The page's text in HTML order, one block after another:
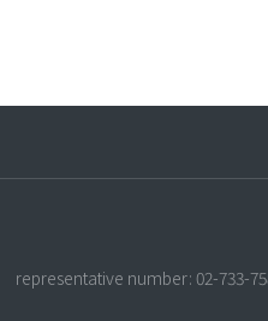
representative number: 02-733-